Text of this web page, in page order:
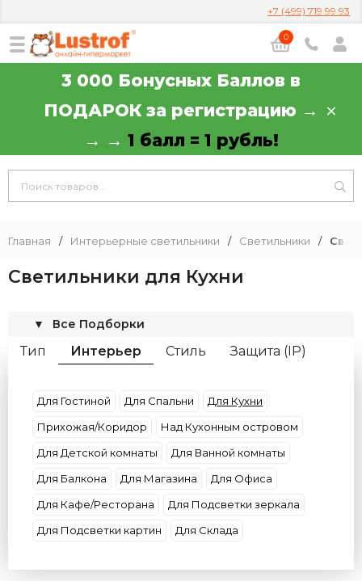
+7 (499) 719 99 93
0
3 000 Бонусных Баллов в
ПОДАРОК за регистрацию →
→ → 1 балл = 1 рубль!
Главная / Интерьерные светильники / Светильники /
Светильники для Кухни
Все Подборки
▼
Тип Интерьер Стиль
Защита (IP)
Потолки
Цоколь
Материал плафона
Размер
Бренд
Для Гостиной Для Спальни
Для Кухни
Прихожая/Коридор
Над Кухонным островом
Для Детской комнаты
Для Ванной комнаты
Для Балкона
Для Магазина
Для Офиса
Для Кафе/Ресторана
Для Подсветки зеркала
Для Подсветки картин
Для Склада